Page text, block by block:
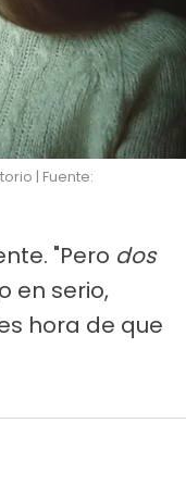
| Fuente:
"Pero dos
en serio,
hora de que